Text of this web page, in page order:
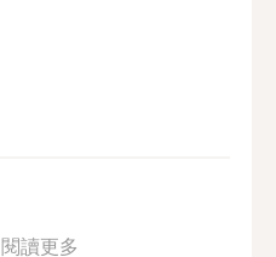
閱讀更多